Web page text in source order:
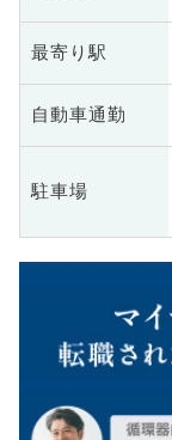
最寄り駅
自動車通勤
駐車場